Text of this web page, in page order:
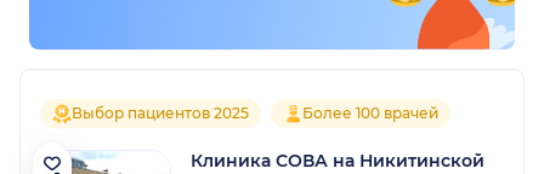
Выбор пациентов 2025 Более 100 врачей
Клиника СОВА на Никитинской